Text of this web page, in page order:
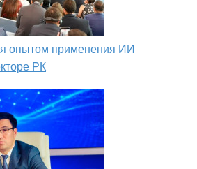
опытом применения ИИ
РК